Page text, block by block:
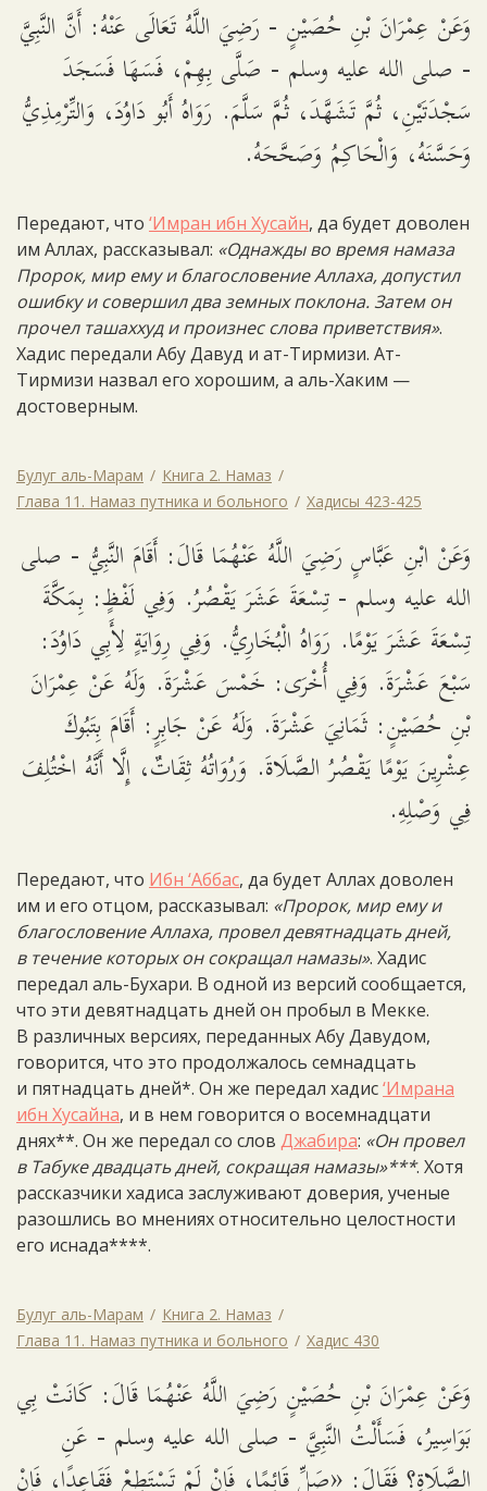
وَعَنْ عِمْرَانَ بْنِ حُصَيْنٍ - رَضِيَ اللَّهُ تَعَالَى عَنْهُ: أَنَّ النَّبِيَّ
- صلى الله عليه وسلم - صَلَّى بِهِمْ، فَسَهَا فَسَجَدَ
سَجْدَتَيْنِ، ثُمَّ تَشَهَّدَ، ثُمَّ سَلَّمَ. رَوَاهُ أَبُو دَاوُدَ، وَالتِّرْمِذِيُّ
وَحَسَّنَهُ، وَالْحَاكِمُ وَصَحَّحَهُ.
Передают, что ‘Имран ибн Хусайн, да будет доволен
им Аллах, рассказывал: «Однажды во время намаза
Пророк, мир ему и благословение Аллаха, допустил
ошибку и совершил два земных поклона. Затем он
прочел ташаххуд и произнес слова приветствия».
Хадис передали Абу Давуд и ат-Тирмизи. Ат-
Тирмизи назвал его хорошим, а аль-Хаким —
достоверным.
Булуг аль-Марам
Книга 2. Намаз
Глава 11. Намаз путника и больного
Хадисы 423-425
وَعَنْ ابْنِ عَبَّاسٍ رَضِيَ اللَّهُ عَنْهُمَا قَالَ: أَقَامَ النَّبِيُّ - صلى
الله عليه وسلم - تِسْعَةَ عَشَرَ يَقْصُرُ. وَفِي لَفْظٍ: بِمَكَّةَ
تِسْعَةَ عَشَرَ يَوْمًا. رَوَاهُ الْبُخَارِيُّ. وَفِي رِوَايَةٍ لِأَبِي دَاوُدَ:
سَبْعَ عَشْرَةَ. وَفِي أُخْرَى: خَمْسَ عَشْرَةَ. وَلَهُ عَنْ عِمْرَانَ
بْنِ حُصَيْنٍ: ثَمَانِيَ عَشْرَةَ. وَلَهُ عَنْ جَابِرٍ: أَقَامَ بِتَبُوكَ
عِشْرِينَ يَوْمًا يَقْصُرُ الصَّلَاةَ. وَرُوَاتُهُ ثِقَاتٌ، إِلَّا أَنَّهُ اخْتُلِفَ
فِي وَصْلِهِ.
Передают, что Ибн ‘Аббас, да будет Аллах доволен
им и его отцом, рассказывал: «Пророк, мир ему и
благословение Аллаха, провел девятнадцать дней,
в течение которых он сокращал намазы». Хадис
передал аль-Бухари. В одной из версий сообщается,
что эти девятнадцать дней он пробыл в Мекке.
В различных версиях, переданных Абу Давудом,
говорится, что это продолжалось семнадцать
и пятнадцать дней*. Он же передал хадис‘Имрана
ибн Хусайна, и в нем говорится о восемнадцати
днях**. Он же передал со слов Джабира: «Он провел
в Табуке двадцать дней, сокращая намазы»***. Хотя
рассказчики хадиса заслуживают доверия, ученые
разошлись во мнениях относительно целостности
его иснада****.
Булуг аль-Марам
Книга 2. Намаз
Глава 11. Намаз путника и больного
Хадис 430
وَعَنْ عِمْرَانَ بْنِ حُصَيْنٍ رَضِيَ اللَّهُ عَنْهُمَا قَالَ: كَانَتْ بِي
بَوَاسِيرُ، فَسَأَلْتُ النَّبِيَّ - صلى الله عليه وسلم - عَنِ